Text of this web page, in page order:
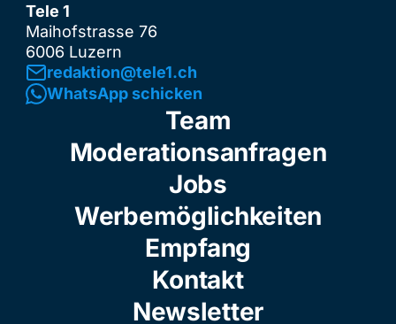
Tele 1
Maihofstrasse 76
6006 Luzern
redaktion@tele1.ch
WhatsApp schicken
Team
Moderationsanfragen
Jobs
Werbemöglichkeiten
Empfang
Kontakt
Newsletter